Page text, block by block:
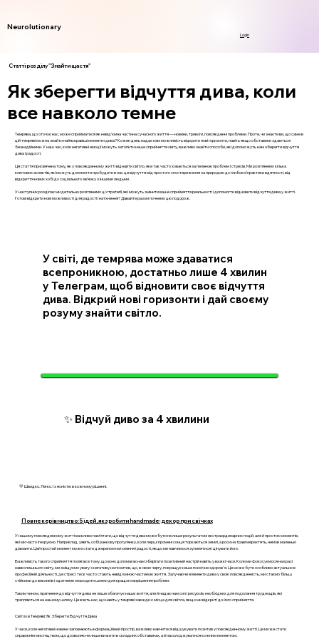
Neurolutionary
Login
Статті розділу "Знайти щастя"
Як зберегти відчуття дива, коли
все навколо темне
Темрява, що оточує нас, може сприйматися як невід’ємна частина сучасного життя — новини, тривоги, повсякденні проблеми. Проте, чи знаєте ви, що саме в
цій темряві можна знайти найяскравіші моменти дива? Кожен день надає нам можливість відкрити нові горизонти, навіть якщо обставини здаються
безнадійними. У наш час, коли негативні емоції можуть затопити наше сприйняття світу, важливо знайти способи, які допоможуть нам зберегти відчуття
дива і радості.
Ця стаття присвячена тому, як у повсякденному житті віднайти світло, яке так часто ховається за пеленою проблем і стресів. Ми розглянемо кілька
ключових аспектів, які можуть допомогти пробудити в нас це відчуття: від простого спостереження за природою до глибокої практики вдячності, від
відкриття нових хобі до соціального зв’язку з іншими людьми.
У наступних розділах ми детально розглянемо ці стратегії, які можуть змінити ваше сприйняття реальності і допомогти відновити відчуття дива у житті.
Готові відкрити нові можливості для радості і натхнення? Давайте разом почнемо цю подорож.
У світі, де темрява може здаватися
всепроникною, достатньо лише 4 хвилин
у Телеграм, щоб відновити своє відчуття
дива. Відкрий нові горизонти і дай своєму
розуму знайти світло.
✨ Відчуй диво за 4 хвилини
💛 Швидко. Легко. І з ясністю в кожному рішенні.
Повне керівництво: 5 ідей, як зробити handmade-декор при свічках
У нашому повсякденному житті важливо пам’ятати, що відчуття дива може бути не лише результатом екстраординарних подій, але й простих моментів,
які ми часто ігноруємо. Наприклад, уявіть собі ранкову прогулянку, коли перші промені сонця торкаються землі, а роси на траві мерехтять, немов маленькі
діаманти. Цей простий момент може стати джерелом натхнення і радості, якщо ми навчимося зупинятися і цінувати його.
Важливість такого сприйняття полягає в тому, що воно допомагає нам зберігати позитивний настрій навіть у важкі часи. Коли ми фокусуємося на красі
навколишнього світу, ми зміщуємо увагу з негативу на позитив, що, в свою чергу, покращує наше психічне здоров'я. Це може бути особливо актуально в
професійній діяльності, де стрес і тиск часто стають невід’ємною частиною життя. Залучаючи елементи дива у свою повсякденність, ми стаємо більш
стійкими до викликів і здатними знаходити шляхи для кращого вирішення проблем.
Таким чином, прагнення до відчуття дива не лише збагачує наше життя, але й надає нам сил і ресурсів, необхідних для подолання труднощів, які
трапляються на нашому шляху. Це вчить нас, що навіть у темряві завжди є місце для світла, якщо ми відкриті до його сприйняття.
Світло в Темряві: Як Зберегти Відчуття Дива
У часи, коли негативні новини заповнюють інформаційний простір, важливо навчитися відшукувати позитив у повсякденному житті. Це може стати
справжнім мистецтвом, що дозволяє не лише вижити в складних обставинах, а й насолоджуватися кожним моментом.